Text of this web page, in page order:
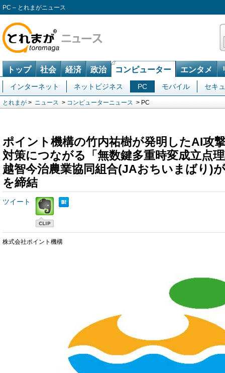
PC – とれまがニュース
トップ 社会 経済 政治 コンピューター エンタメ
インターネット ネットビジネス PC モバイル セキ
とれまが > ニュース > コンピューターニュース > PC
ポイント機構の竹内祐樹が発明したAI攻
対策につながる「無数鍵多重時変成立点
越智今治農業協同組合(JAおちいまばり)
を締結
ツイート
株式会社ポイント機構